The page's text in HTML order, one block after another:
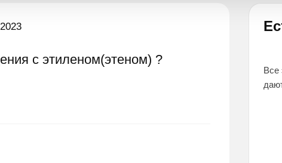
с этиленом(этеном) ?
Лучшие эксперты готовы помочь 24 часа
Все